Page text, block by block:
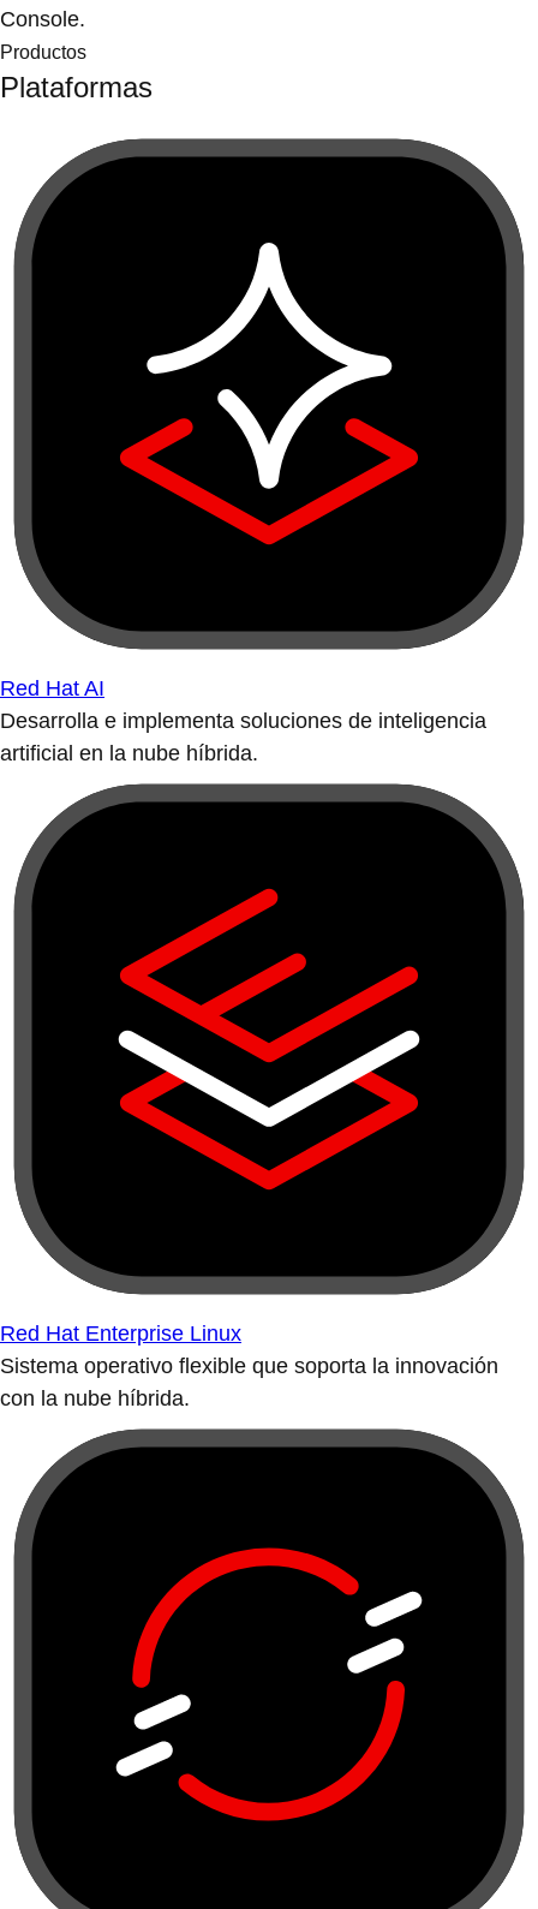
Console.
Productos
Plataformas
Red Hat AI
Desarrolla e implementa soluciones de inteligencia
artificial en la nube híbrida.
Red Hat Enterprise Linux
Sistema operativo flexible que soporta la innovación
con la nube híbrida.